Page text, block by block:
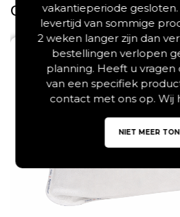
Gerelateerde producten
vakantieperiode
levertijd van sommige
2 weken langer zijn dan
bestellingen verlopen
planning. Heeft u vragen
van een specifiek
contact met ons op. Wij
NIET MEER